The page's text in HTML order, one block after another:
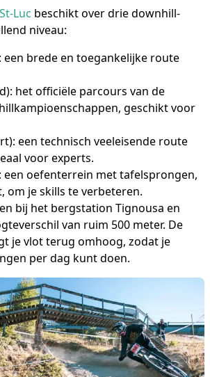
Luc beschikt over drie downhill-
niveau:
een brede en toegankelijke route
het officiële parcours van de
geschikt voor
een technisch veeleisende route
voor experts.
: een oefenterrein met tafelsprongen,
om je skills te verbeteren.
bij het bergstation Tignousa en
van ruim 500 meter. De
je vlot terug omhoog, zodat je
per dag kunt doen.